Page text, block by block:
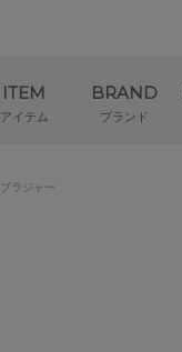
ITEM
アイテム
BRAND
ブランド
ブラジャー